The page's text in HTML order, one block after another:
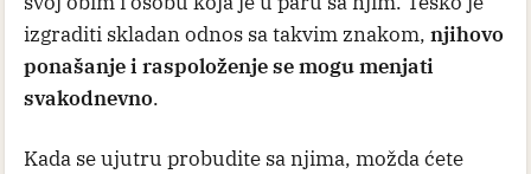
izgraditi skladan odnos sa takvim znakom, njihovo
ponašanje i raspoloženje se mogu menjati
svakodnevno.
Kada se ujutru probudite sa njima, možda ćete